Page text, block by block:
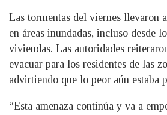
Las tormentas del viernes llevaron
en áreas inundadas, incluso desde
viviendas. Las autoridades
evacuar para los residentes de las
advirtiendo que lo peor aún estaba
“Esta amenaza continúa y va a